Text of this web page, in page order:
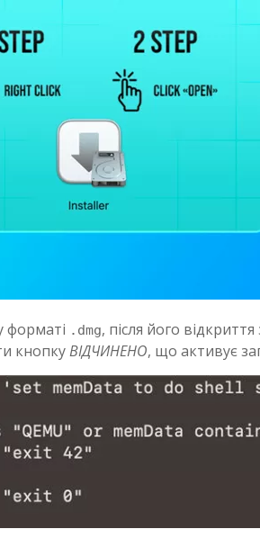
форматі .dmg, після його
кнопкуВІДЧИНЕНО, що активує